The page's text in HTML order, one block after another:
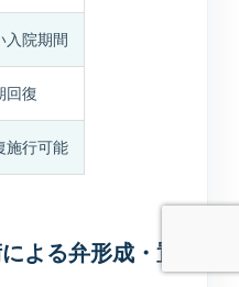
入院期間
回復
施行可能
よる弁形成・置